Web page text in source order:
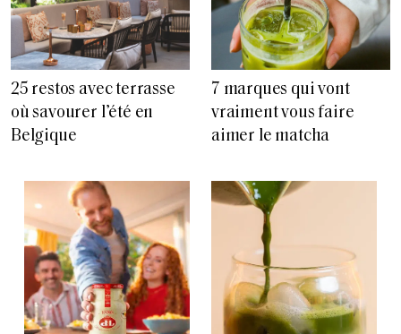
25 restos avec terrasse
où savourer l’été en
Belgique
7 marques qui vont
vraiment vous faire
aimer le matcha